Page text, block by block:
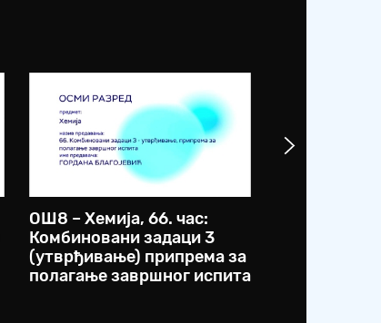
ОШ8 – Хемија, 66. час:
Комбиновани задаци 3
(утврђивање) припрема за
полагање завршног испита